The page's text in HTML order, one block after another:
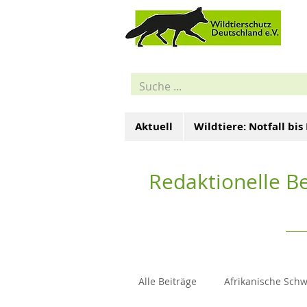
Aktuell Wildtiere: Notfall bis
Redaktionelle
Alle Beiträge Afrikanische